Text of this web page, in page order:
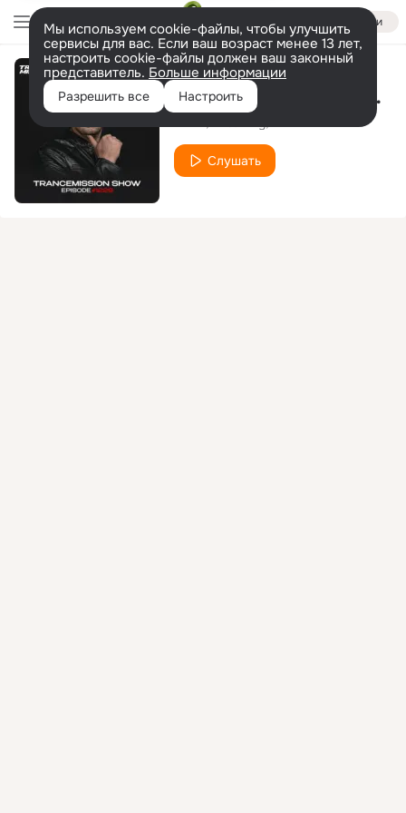
Войти
Мы используем cookie-файлы, чтобы улучшить
сервисы для вас. Если ваш возраст менее 13 лет,
настроить cookie-файлы должен ваш законный
представитель. Больше информации
Разрешить все Настроить I Love You (Trancemission 1229) (Dance Mix)
Слушать